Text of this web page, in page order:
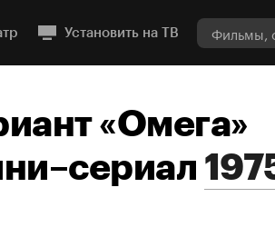
Установить на ТВ
«Омега»